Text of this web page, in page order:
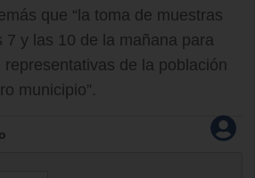
que “la toma de muestras
7 y las 10 de la mañana para
de la población
municipio”.